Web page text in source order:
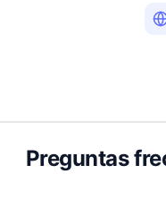
Preguntas